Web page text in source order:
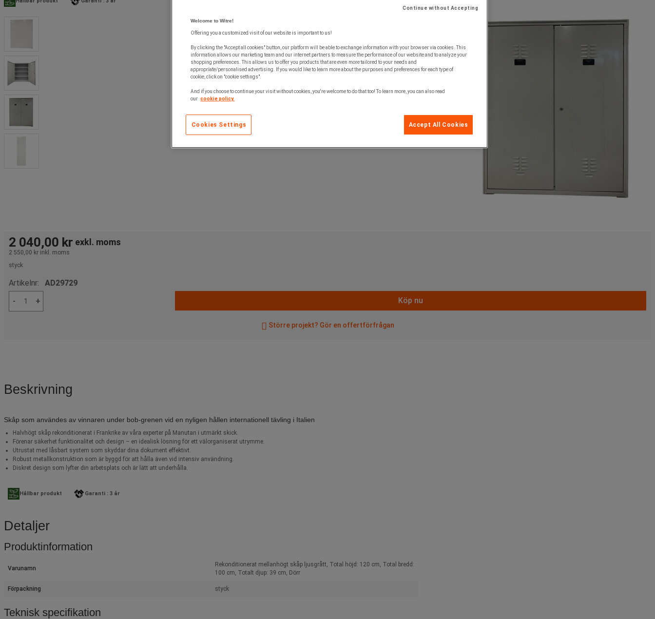
2 040,00 kr exkl. moms
2 550,00 kr inkl. moms
styck
Artikelnr: AD29729
-
+ Köp nu
Större projekt? Gör en offertförfrågan
Beskrivning
Skåp som användes av vinnaren under bob-grenen vid en nyligen hållen internationell tävling i Italien
Halvhögt skåp rekonditionerat i Frankrike av våra experter på Manutan i utmärkt skick.
Förenar säkerhet funktionalitet och design – en idealisk lösning för ett välorganiserat utrymme.
Utrustat med låsbart system som skyddar dina dokument effektivt.
Robust metallkonstruktion som är byggd för att hålla även vid intensiv användning.
Diskret design som lyfter din arbetsplats och är lätt att underhålla.
Hållbar produkt Garanti : 3 år
Detaljer
Produktinformation
Varunamn
Rekonditionerat mellanhögt skåp ljusgrått, Total höjd: 120 cm, Total bredd:
100 cm, Totalt djup: 39 cm, Dörr
Förpackning styck
Teknisk specifikation
Continue without Accepting
Welcome to Witre!
Offering you a customized visit of our website is important to us!
By clicking the "Accept all cookies" button, our platform will be able to exchange information with your browser via cookies. This
information allows our marketing team and our internet partners to measure the performance of our website and to analyze your
shopping preferences. This allows us to offer you products that are even more tailored to your needs and
appropriate/personalised advertising. If you would like to learn more about the purposes and preferences for each type of
cookie, click on "cookie settings".
And if you choose to continue your visit without cookies, you're welcome to do that too! To learn more, you can also read
our cookie policy.
Accept All Cookies
Cookies Settings